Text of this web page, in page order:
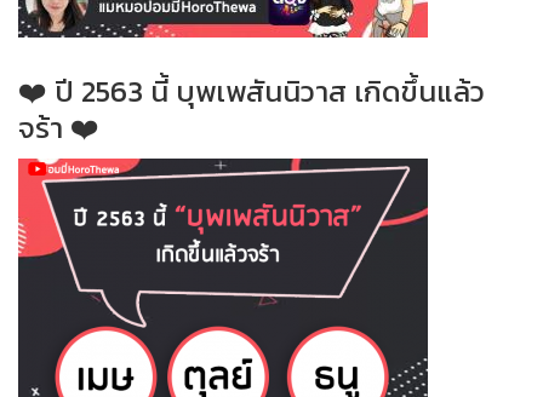
❤️ ปี 2563 นี้ บุพเพสันนิวาส เกิดขึ้นแล้ว
จร้า ❤️